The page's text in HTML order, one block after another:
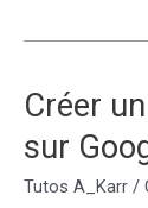
Créer
sur
Tutos A_Karr /